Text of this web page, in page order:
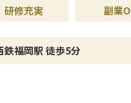
。医療業界での経験が浅い方
です。
ティブ制度を備えており、
と休暇制度も整っており、
しており、安定した環境で
研修充実
副業
鉄福岡駅 徒歩5分